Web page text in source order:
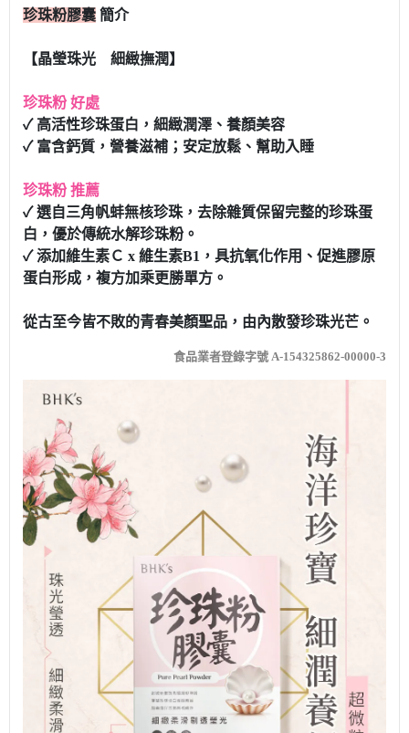
珍珠粉膠囊 簡介
【晶瑩珠光 細緻撫潤】
珍珠粉 好處
✓ 高活性珍珠蛋白，細緻潤澤、養顏美容
✓ 富含鈣質，營養滋補；安定放鬆、幫助入睡
珍珠粉 推薦
✓ 選自三角帆蚌無核珍珠，去除雜質保留完整的珍珠蛋
白，優於傳統水解珍珠粉。
✓ 添加維生素Ｃ x 維生素B1，具抗氧化作用、促進膠原
蛋白形成，複方加乘更勝單方。
從古至今皆不敗的青春美顏聖品，由內散發珍珠光芒。
食品業者登錄字號 A-154325862-00000-3